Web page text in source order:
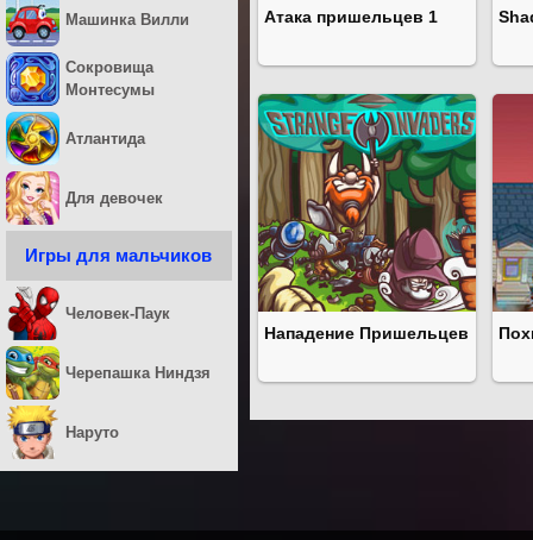
Атака пришельцев 1
Нападение Пришельцев
Машинка Вилли
Сокровища
Монтесумы
Атлантида
Для девочек
Игры для мальчиков
Человек-Паук
Черепашка Ниндзя
Наруто